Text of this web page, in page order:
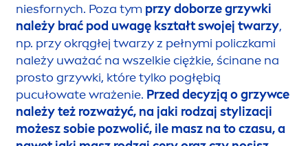
niesfornych. Poza tym przy doborze grzywki
należy brać pod uwagę kształt swojej twarzy,
np. przy okrągłej twarzy z pełnymi policzkami
należy uważać na wszelkie ciężkie, ścinane na
prosto grzywki, które tylko pogłębią
pucułowate wrażenie. Przed decyzją o grzywce
należy też rozważyć, na jaki rodzaj stylizacji
możesz sobie pozwolić, ile masz na to czasu, a